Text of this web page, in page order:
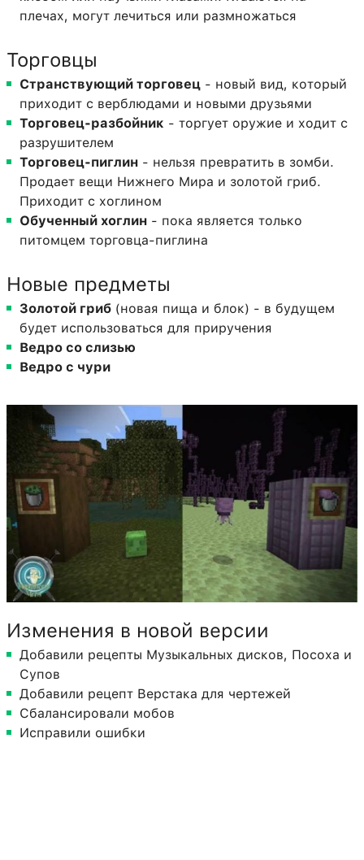
плечах, могут лечиться или размножаться
Торговцы
Странствующий торговец - новый вид, который
приходит с верблюдами и новыми друзьями
Торговец-разбойник - торгует оружие и ходит с
разрушителем
Торговец-пиглин - нельзя превратить в зомби.
Продает вещи Нижнего Мира и золотой гриб.
Приходит с хоглином
Обученный хоглин - пока является только
питомцем торговца-пиглина
Новые предметы
Золотой гриб (новая пища и блок) - в будущем
будет использоваться для приручения
Ведро со слизью
Ведро с чури
Изменения в новой версии
Добавили рецепты Музыкальных дисков, Посоха и
Супов
Добавили рецепт Верстака для чертежей
Сбалансировали мобов
Исправили ошибки